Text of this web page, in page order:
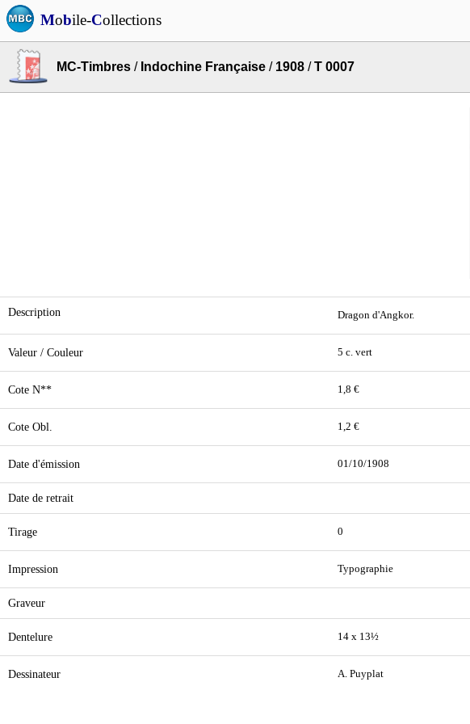
Mobile-Collections
MC-Timbres / Indochine Française / 1908 /T 0007
Description Dragon d'Angkor.
Valeur / Couleur 5 c. vert
Cote N** 1,8 €
Cote Obl. 1,2 €
Date d'émission 01/10/1908
Date de retrait
Tirage 0
Impression Typographie
Graveur
Dentelure 14 x 13½
Dessinateur A. Puyplat